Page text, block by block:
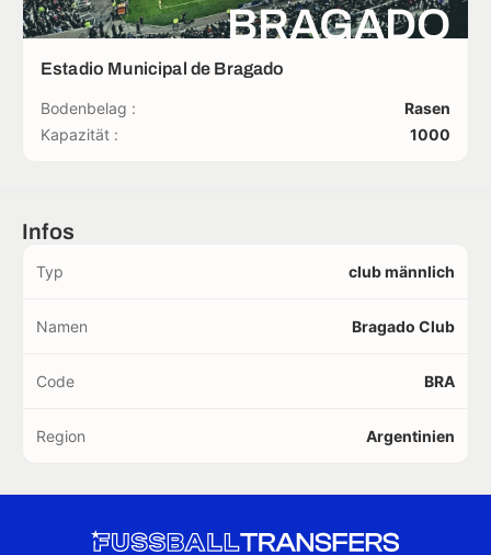
BRAGADO
Estadio Municipal de Bragado
Bodenbelag :
Rasen
Kapazität :
1000
Infos
Typ club männlich
Namen Bragado Club
Code BRA
Region Argentinien